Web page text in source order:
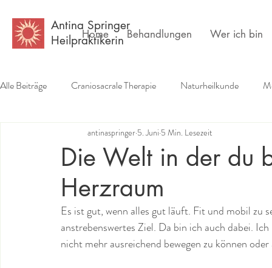
Antina Springer
Heilpraktikerin
Home Behandlungen Wer ich bin
Alle Beiträge Craniosacrale Therapie Naturheilkunde
Erfahrungsberichte Buchempfehlungen
Die Welt in der du
Herzraum
antinaspringer 5. Juni 5 Min. Lesezeit
Es ist gut, wenn alles gut läuft. Fit und mobil zu
anstrebenswertes Ziel. Da bin ich auch dabei.
nicht mehr ausreichend bewegen zu können